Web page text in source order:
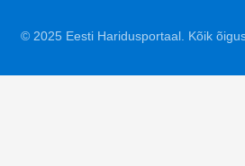
© 2025 Eesti Haridusportaal. Kõik